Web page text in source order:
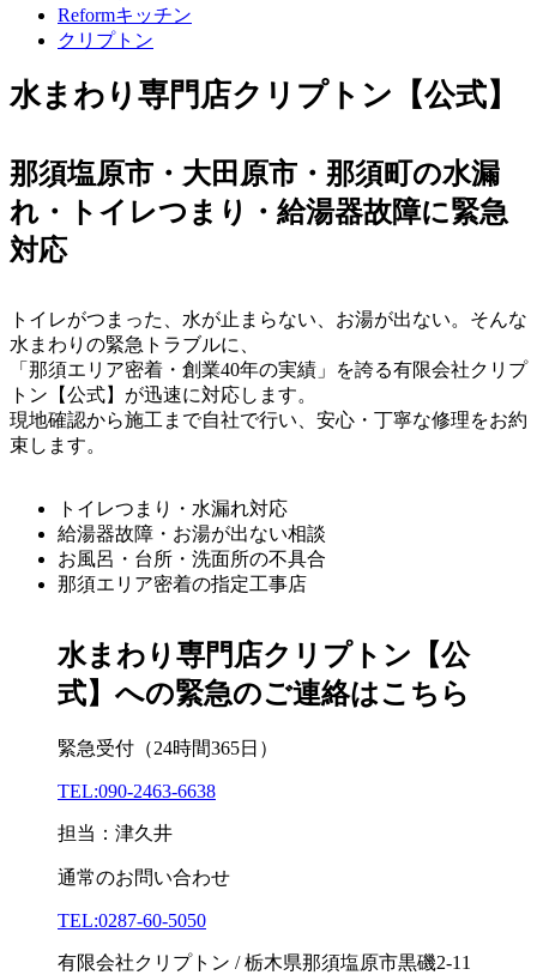
Reformキッチン
クリプトン
水まわり専門店クリプトン【公式】
那須塩原市・大田原市・那須町の水漏
れ・トイレつまり・給湯器故障に緊急
対応
トイレがつまった、水が止まらない、お湯が出ない。そんな
水まわりの緊急トラブルに、
「那須エリア密着・創業40年の実績」
を誇る有限会社クリプ
トン【公式】が迅速に対応します。
現地確認から施工まで自社で行い、安心・丁寧な修理をお約
束します。
トイレつまり・水漏れ対応
給湯器故障・お湯が出ない相談
お風呂・台所・洗面所の不具合
那須エリア密着の指定工事店
水まわり専門店クリプトン【公
式】への緊急のご連絡はこちら
緊急受付 （24時間365日）
TEL:090-2463-6638
担当：津久井
通常のお問い合わせ
TEL:0287-60-5050
有限会社クリプトン / 栃木県那須塩原市黒磯2-11